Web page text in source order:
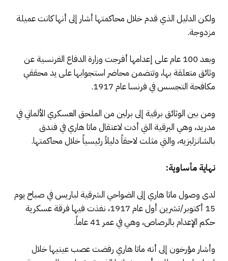
ولكن الدليل الذي قدم خلال محاكمتها أشار إلى أنها كانت عميلة
مزدوجة.
وبعد 100 عام على إعدامها أفرجت وزارة الدفاع الفرنسية عن
وثائق متعلقة بها، وتتضمن محاضر استجوابها على يد محققي
مكافحة التجسس في فرنسا عام 1917.
ومن بين الوثائق برقية إلى برلين من الملحق العسكري الألماني في
مدريد، وهي البرقية التي أدت لاعتقال ماتا هاري في فندق
بالشانزليزيه، والتي مثلت لاحقاً دليلاً رئيسياً خلال محاكمتها.
نهاية مأساوية:
لدى وصول ماتا هاري إلى الضواحي الشرقية لباريس في صباح يوم
15 أكتوبر/تشرين أول عام 1917، نفذت فيها فرقة عسكرية
حكم الإعدام بالرصاص، وهي في عمر 41 عاماً.
وأشار مؤرخون إلى أنه ماتا هاري رفضت عصب عينيها خلال